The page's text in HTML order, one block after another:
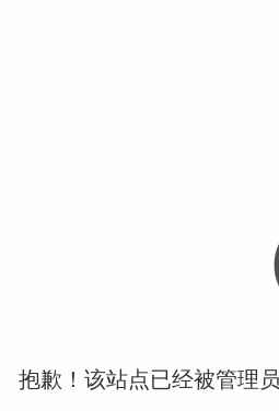
抱歉！该站点已经被管理